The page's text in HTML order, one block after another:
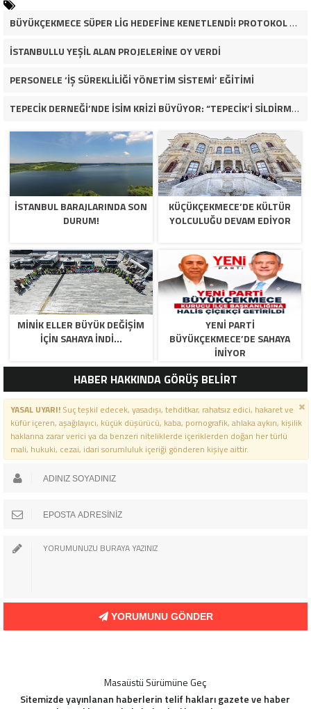
BÜYÜKÇEKMECE SÜPER LİG HEDEFİNE KENETLENDİ! PROTOKOL VE İŞ DÜNYASINDAN BASKETBOL TAKIMINA TAM DESTEK…
İSTANBULLU YEŞİL ALAN PROJELERİNE OY VERDİ
PERSONELE ‘İŞ SÜREKLİLİĞİ YÖNETİM SİSTEMİ’ EĞİTİMİ
TEPECİK DERNEĞİ’NDE İSİM KRİZİ BÜYÜYOR: “TEPECİK’İ SİLDİRMEYECEĞİZ”
İSTANBUL BARAJLARINDA SON
DURUM!
KÜÇÜKÇEKMECE’DE KÜLTÜR
YOLCULUĞU DEVAM EDİYOR
MİNİK ELLER BÜYÜK DEĞİŞİM
İÇİN SAHAYA İNDİ…
YENİ PARTİ
BÜYÜKÇEKMECE’DE SAHAYA
İNİYOR
HABER HAKKINDA GÖRÜŞ BELİRT
YASAL UYARI!Suç teşkil edecek, yasadışı, tehditkar, rahatsız edici, hakaret ve
küfür içeren, aşağılayıcı, küçük düşürücü, kaba, pornografik, ahlaka aykırı, kişilik
haklarına zarar verici ya da benzeri niteliklerde içeriklerden doğan her türlü
mali, hukuki, cezai, idari sorumluluk içeriği gönderen kişiye aittir.
YORUMUNU GÖNDER
Masaüstü Sürümüne Geç
Sitemizde yayınlanan haberlerin telif hakları gazete ve haber